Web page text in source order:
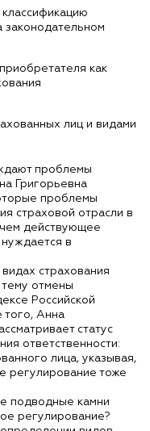
классификацию
законодательном
как
лиц и видами
проблемы
Григорьевна
проблемы
страховой отрасли в
действующее
в
страхования
тему отмены
Российской
того, Анна
статус
ответственности:
лица, указывая,
регулирование тоже
подводные камни
регулирование?